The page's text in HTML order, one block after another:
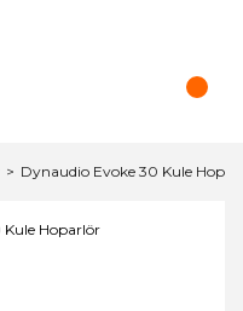
Dynaudio Evoke 30 Kule